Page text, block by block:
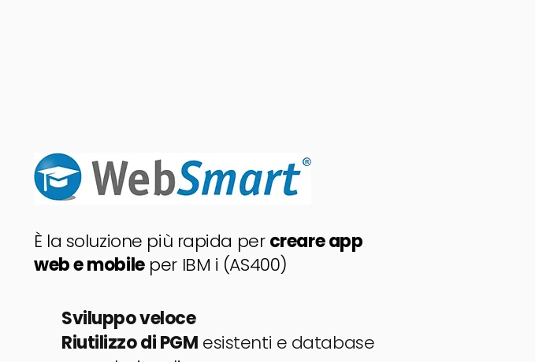
È la soluzione più rapida percreare app
web e mobileper IBM i (AS400)
​​​Sviluppo veloce
Riutilizzo di PGM esistenti e database